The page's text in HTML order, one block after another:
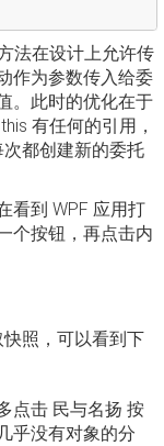
法在设计上允许传
作为参数传入给委
。此时的优化在于
有任何的引用，
都创建新的委托
看到 WPF 应用打
个按钮，再点击内
照，可以看到下
点击 民与名扬 按
乎没有对象的分